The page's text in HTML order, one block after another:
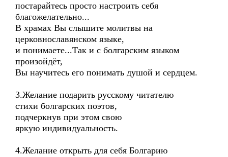
постарайтесь просто настроить себя
благожелательно...
В храмах Вы слышите молитвы на
церковнославянском языке,
и понимаете...Так и с болгарским языком
произойдёт,
Вы научитесь его понимать душой и сердцем.
3.Желание подарить русскому читателю
стихи болгарских поэтов,
подчеркнув при этом свою
яркую индивидуальность.
4.Желание открыть для себя Болгарию